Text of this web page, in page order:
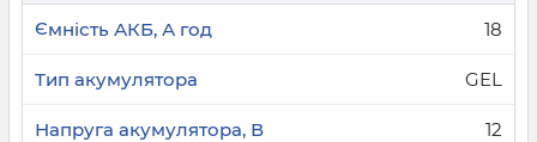
18
GEL
12